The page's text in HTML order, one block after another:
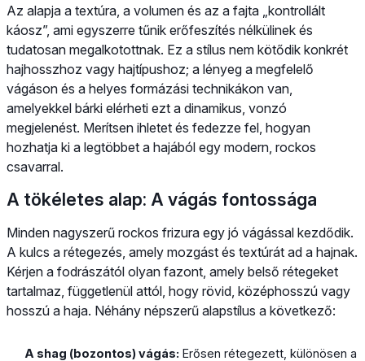
Az alapja a textúra, a volumen és az a fajta „kontrollált
káosz”, ami egyszerre tűnik erőfeszítés nélkülinek és
tudatosan megalkotottnak. Ez a stílus nem kötődik konkrét
hajhosszhoz vagy hajtípushoz; a lényeg a megfelelő
vágáson és a helyes formázási technikákon van,
amelyekkel bárki elérheti ezt a dinamikus, vonzó
megjelenést. Merítsen ihletet és fedezze fel, hogyan
hozhatja ki a legtöbbet a hajából egy modern, rockos
csavarral.
A tökéletes alap: A vágás fontossága
Minden nagyszerű rockos frizura egy jó vágással kezdődik.
A kulcs a rétegezés, amely mozgást és textúrát ad a hajnak.
Kérjen a fodrászától olyan fazont, amely belső rétegeket
tartalmaz, függetlenül attól, hogy rövid, középhosszú vagy
hosszú a haja. Néhány népszerű alapstílus a következő:
A shag (bozontos) vágás: Erősen rétegezett, különösen a